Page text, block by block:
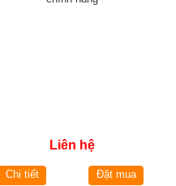
Liên hệ
Chi tiết Đặt mua